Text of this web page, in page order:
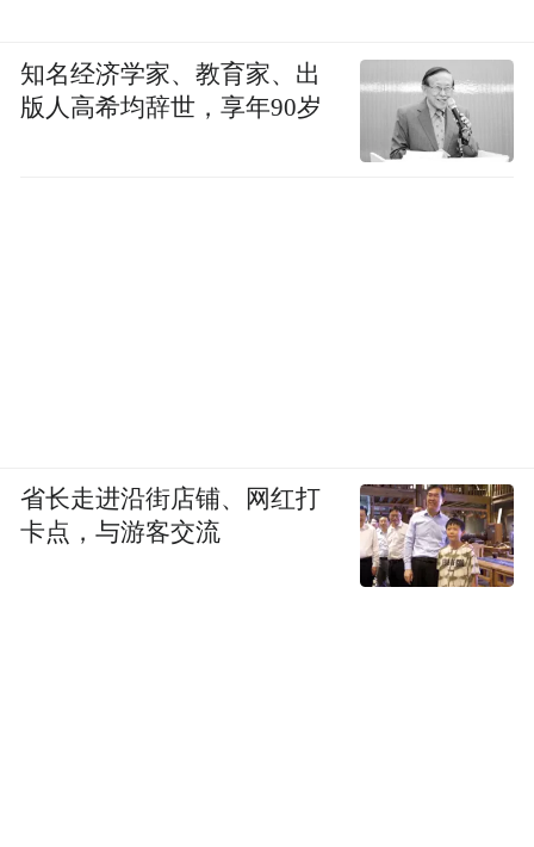
知名经济学家、教育家、出
版人高希均辞世，享年90岁
省长走进沿街店铺、网红打
卡点，与游客交流